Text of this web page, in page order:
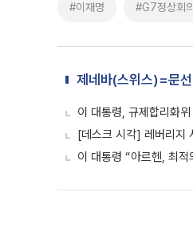
#이재명 #G7정상회의
제네바(스위스)=문
이 대통령, 규제합리화
[데스크 시각] 레버리지
이 대통령 “아르헨, 최